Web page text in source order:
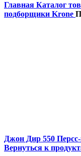
Главная Каталог
подборщики Krone
Джон Дир 550
Вернуться к